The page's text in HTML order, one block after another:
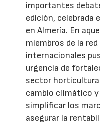
importantes
edición, celebrada
en Almería. En
miembros de la
internacionales
urgencia de
sector
cambio climático y
simplificar los
asegurar la